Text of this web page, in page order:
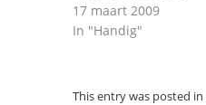
17 maart 2009
In "Handig"
This entry was posted in